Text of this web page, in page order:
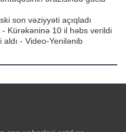
son vəziyyəti açıqladı
- Kürəkəninə 10 il həbs verildi
- Video-Yenilənib